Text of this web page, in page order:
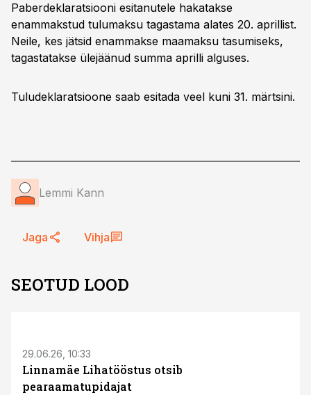
Paberdeklaratsiooni esitanutele hakatakse
enammakstud tulumaksu tagastama alates 20. aprillist.
Neile, kes jätsid enammakse maamaksu tasumiseks,
tagastatakse ülejäänud summa aprilli alguses.
Tuludeklaratsioone saab esitada veel kuni 31. märtsini.
Lemmi Kann
Jaga Vihja
SEOTUD LOOD
29.06.26, 10:33
Linnamäe Lihatööstus otsib
pearaamatupidajat